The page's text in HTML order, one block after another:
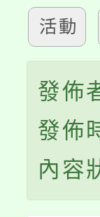
活動
發佈
發佈
內容